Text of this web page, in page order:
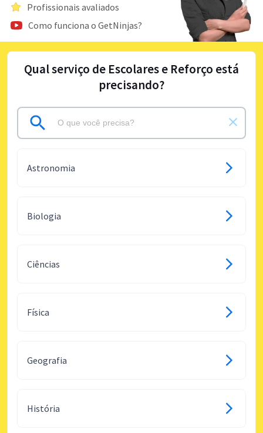
Profissionais avaliados
Como funciona o GetNinjas?
Qual serviço de Escolares e Reforço está
precisando?
Astronomia
Biologia
Ciências
Física
Geografia
História